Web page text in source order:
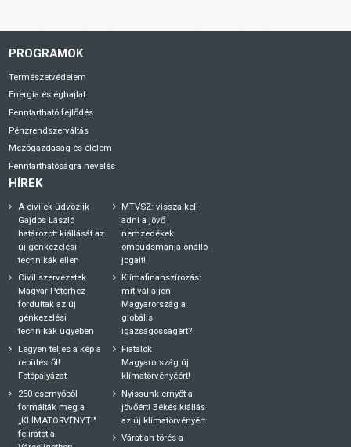
PROGRAMOK
Természetvédelem
Energia és éghajlat
Fenntartható fejlődés
Pénzrendszerváltás
Mezőgazdaság és élelem
Fenntarthatóságra nevelés
HÍREK
A civilek üdvözlik
Gajdos László
határozott kiállását az
új génkezelési
technikák ellen
Civil szervezetek
Magyar Péterhez
fordultak az új
génkezelési
technikák ügyében
Legyen teljes a kép a
repülésről!
Fotópályázat
250 esernyőből
formálták meg a
„KLÍMATÖRVÉNYT!"
feliratot a
MTVSZ: vissza kell
adni a jövő
nemzedékek
ombudsmanja önálló
jogait!
Klímafinanszírozás:
mit vállaljon
Magyarország a
globális
igazságosságért?
Fiatalok
Magyarország új
klímatörvényéért!
Nyissunk ernyőt a
jövőért! Békés kiállás
az új klímatörvényért
Váratlan törés a